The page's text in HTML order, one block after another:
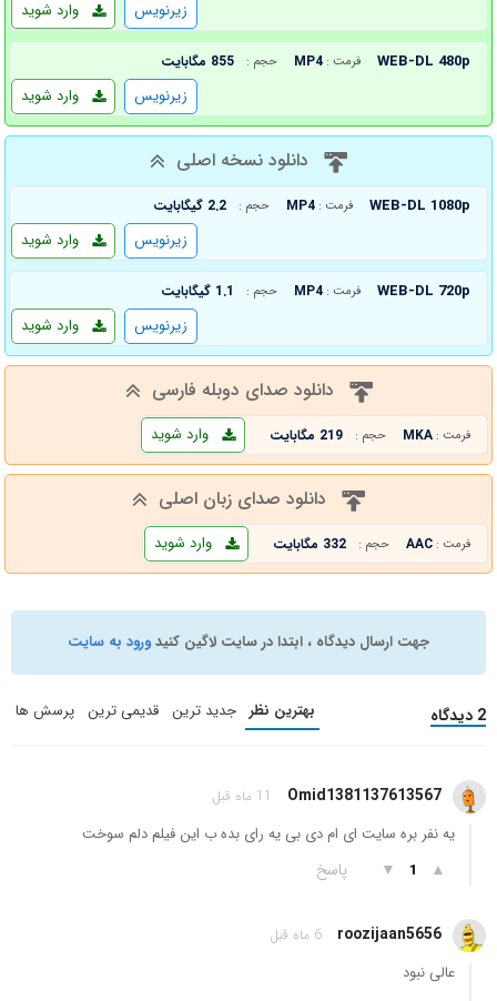
وارد شوید زیرنویس
WEB-DL 480p فرمت : MP4 حجم : 855 مگابایت
وارد شوید زیرنویس
دانلود نسخه اصلی
WEB-DL 1080p فرمت : MP4 حجم : 2.2 گیگابایت
وارد شوید زیرنویس
WEB-DL 720p فرمت : MP4 حجم : 1.1 گیگابایت
وارد شوید زیرنویس
دانلود صدای دوبله فارسی
فرمت : MKA حجم : 219 مگابایت وارد شوید
دانلود صدای زبان اصلی
فرمت : AAC حجم : 332 مگابایت وارد شوید
جهت ارسال دیدگاه ، ابتدا در سایت لاگین کنیدورود به سایت
2 دیدگاه بهترین نظر جدید ترین قدیمی ترین پرسش ها
Omid1381137613567 11 ماه قبل
یه نفر بره سایت ای ام دی بی یه رای بده ب این فیلم دلم سوخت
▲
1
▼ پاسخ
roozijaan5656 6 ماه قبل
عالی نبود